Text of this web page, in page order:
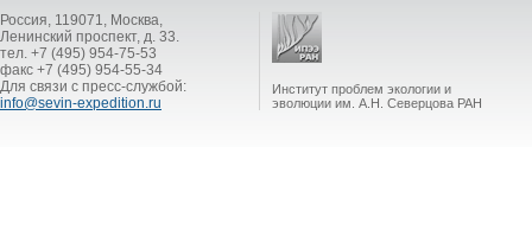
Россия, 119071, Москва,
Ленинский проспект, д. 33.
тел. +7 (495) 954-75-53
факс +7 (495) 954-55-34
Для связи с пресс-службой:
info@sevin-expedition.ru
Институт проблем экологии и
эволюции им. А.Н. Северцова РАН